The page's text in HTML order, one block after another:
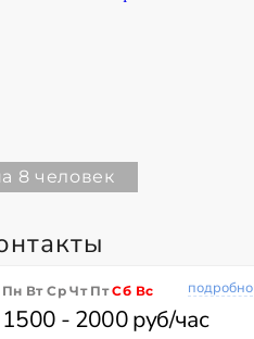
8 человек
подробно
Пн Вт Ср Чт ПтСб Вс
1500 - 2000 руб/час